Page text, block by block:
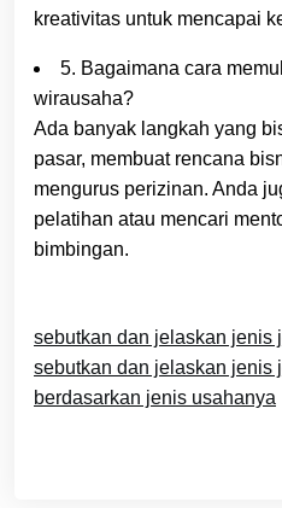
kreativitas untuk mencapai
5. Bagaimana cara
wirausaha?
Ada banyak langkah yang
pasar, membuat rencana
mengurus perizinan. Anda
pelatihan atau mencari
bimbingan.
sebutkan dan jelaskan jenis
sebutkan dan jelaskan jenis
berdasarkan jenis usahanya